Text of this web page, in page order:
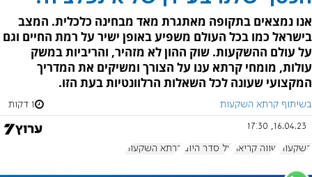
אנו נמצאים בתקופה מאתגרת מאד מבחינה כלכלית. המצב
בישראל כמו בכל העולם משפיע באופן ישיר על רמת החיים וגם
על עולם ההשקעות. שוק ההון לא מזהיר, והריביות במשק
עולות, מומחי קרתא ענו על הצורך ומשיקים את המדריך
המקצועי שעונה לכל השאלות הרלוונטיות בעת הזו.
בשיתוף קרתא השקעות 1 דקות
16.04.23, 17:30
השקעות שווה קריאה על סדר היום קרתא השקעות